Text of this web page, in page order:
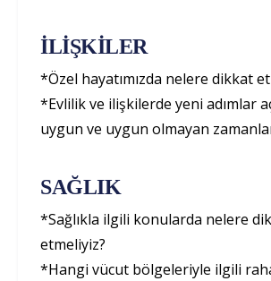
İLİŞKİLER
*Özel hayatımızda nelere dikkat
*Evlilik ve ilişkilerde yeni adımlar
uygun ve uygun olmayan
SAĞLIK
*Sağlıkla ilgili konularda nelere
etmeliyiz?
*Hangi vücut bölgeleriyle ilgili